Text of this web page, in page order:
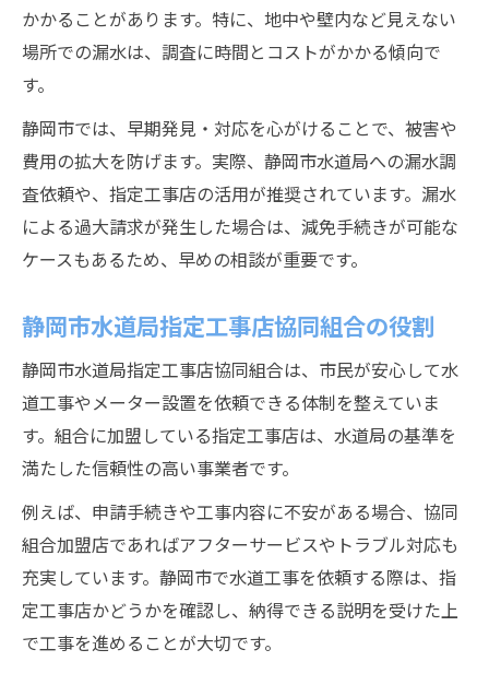
かかることがあります。特に、地中や壁内など見えない
場所での漏水は、調査に時間とコストがかかる傾向で
す。
静岡市では、早期発見・対応を心がけることで、被害や
費用の拡大を防げます。実際、静岡市水道局への漏水調
査依頼や、指定工事店の活用が推奨されています。漏水
による過大請求が発生した場合は、減免手続きが可能な
ケースもあるため、早めの相談が重要です。
静岡市水道局指定工事店協同組合の役割
静岡市水道局指定工事店協同組合は、市民が安心して水
道工事やメーター設置を依頼できる体制を整えていま
す。組合に加盟している指定工事店は、水道局の基準を
満たした信頼性の高い事業者です。
例えば、申請手続きや工事内容に不安がある場合、協同
組合加盟店であればアフターサービスやトラブル対応も
充実しています。静岡市で水道工事を依頼する際は、指
定工事店かどうかを確認し、納得できる説明を受けた上
で工事を進めることが大切です。